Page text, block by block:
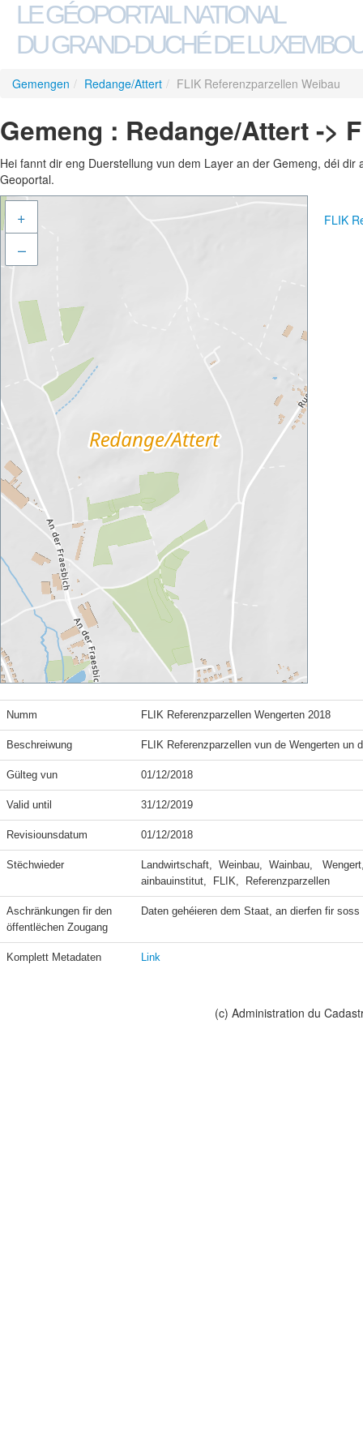
LE GÉOPORTAIL NATIONAL
DU GRAND-DUCHÉ DE
Gemengen / Redange/Attert / FLIK Referenzparzellen Weibau
Gemeng : Redange/Attert ->
Hei fannt dir eng Duerstellung vun dem Layer an der Gemeng, déi
Geoportal.
+
–
FLIK
Numm FLIK Referenzparzellen Wengerten 2018
Beschreiwung FLIK Referenzparzellen vun de Wengerten un
Gülteg vun 01/12/2018
Valid until 31/12/2019
Revisiounsdatum 01/12/2018
Stëchwieder
Landwirtschaft,  Weinbau,  Wainbau,
ainbauinstitut,  FLIK,  Referenzparzellen
Aschränkungen fir den
öffentlëchen Zougang
Daten gehéieren dem Staat, an dierfen fir
Komplett Metadaten Link
(c) Administration du